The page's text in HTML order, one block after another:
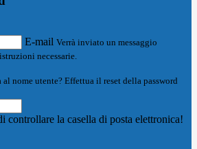
E-mail Verrà inviato un messaggio
necessarie.
nome utente? Effettua il reset della password
controllare la casella di posta elettronica!